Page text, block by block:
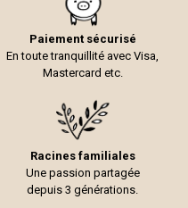
Paiement sécurisé
En toute tranquillité avec Visa,
Mastercard etc.
Racines familiales
Une passion partagée
depuis 3 générations.